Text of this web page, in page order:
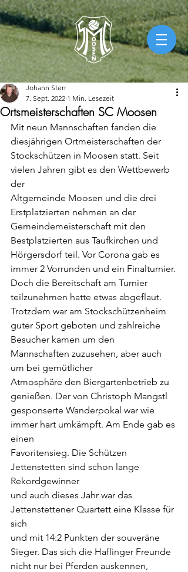
Ortsmeisterschaften SC Moosen
Johann Sterr
7. Sept. 2022 1 Min. Lesezeit
Mit neun Mannschaften fanden die
diesjährigen Ortmeisterschaften der
Stockschützen in Moosen statt. Seit
vielen Jahren gibt es den Wettbewerb
der
Altgemeinde Moosen und die drei
Erstplatzierten nehmen an der
Gemeindemeisterschaft mit den
Bestplatzierten aus Taufkirchen und
Hörgersdorf teil. Vor Corona gab es
immer 2 Vorrunden und ein Finalturnier.
Doch die Bereitschaft am Turnier
teilzunehmen hatte etwas abgeflaut.
Trotzdem war am Stockschützenheim
guter Sport geboten und zahlreiche
Besucher kamen um den
Mannschaften zuzusehen, aber auch
um bei gemütlicher
Atmosphäre den Biergartenbetrieb zu
genießen. Der von Christoph Mangstl
gesponserte Wanderpokal war wie
immer hart umkämpft. Am Ende gab es
einen
Favoritensieg. Die Schützen
Jettenstetten sind schon lange
Rekordgewinner
und auch dieses Jahr war das
Jettenstettener Quartett eine Klasse für
sich
und mit 14:2 Punkten der souveräne
Sieger. Das sich die Haflinger Freunde
nicht nur bei Pferden auskennen,